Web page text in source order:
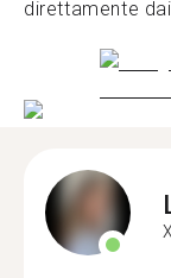
direttamente